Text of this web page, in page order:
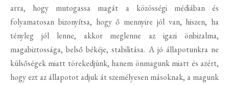
arra, hogy mutogassa magát a közösségi médiában és
folyamatosan bizonyítsa, hogy ő mennyire jól van, hiszen, ha
tényleg jól lenne, akkor meglenne az igazi önbizalma,
magabiztossága, belső békéje, stabilitása. A jó állapotunkra ne
külsőségek miatt törekedjünk, hanem önmagunk miatt és azért,
hogy ezt az állapotot adjuk át személyesen másoknak, a magunk